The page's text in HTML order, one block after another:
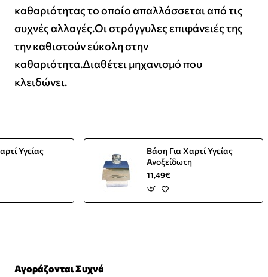
καθαριότητας το οποίο απαλλάσσεται από τις
συχνές αλλαγές.Οι στρόγγυλες επιφάνειές της
την καθιστούν εύκολη στην
καθαριότητα.Διαθέτει μηχανισμό που
κλειδώνει.
Υγείας
Βάση Για Χαρτί Υγείας
Ανοξείδωτη
11,49€
Αγοράζονται Συχνά